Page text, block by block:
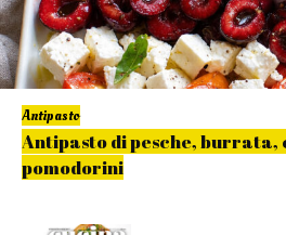
Antipasto
Antipasto di pesche, burrata,
pomodorini